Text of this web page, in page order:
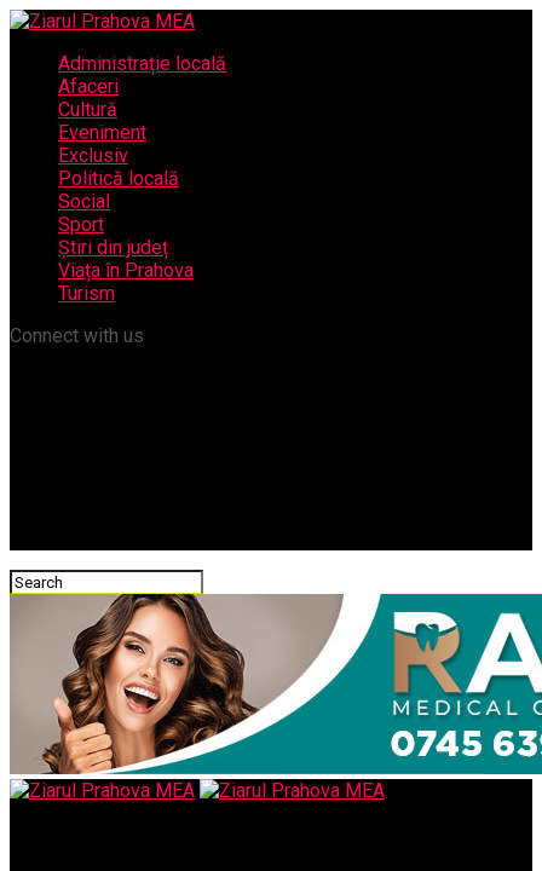
Administrație locală
Afaceri
Cultură
Eveniment
Exclusiv
Politică locală
Social
Sport
Știri din județ
Viața în Prahova
Turism
Connect with us